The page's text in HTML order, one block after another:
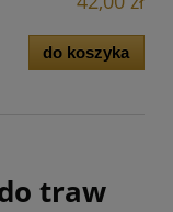
do koszyka
traw